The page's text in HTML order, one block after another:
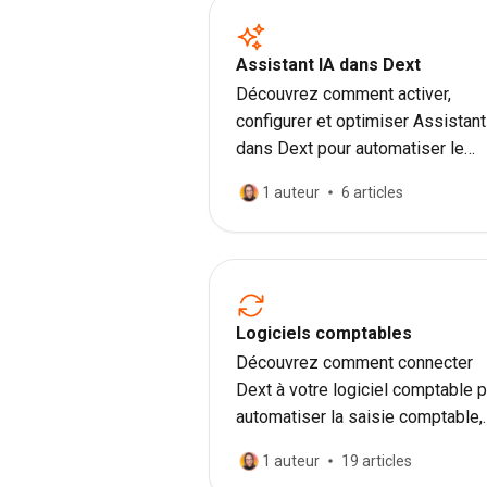
Assistant IA dans Dext
Découvrez comment activer,
configurer et optimiser
dans Dext pour automatiser le
améliorer la précision comptable.
1 auteur 6 articles
Logiciels comptables
Découvrez comment connecter
Dext à votre logiciel comptable
automatiser la saisie comptable,
exporter facilement vos
1 auteur 19 articles